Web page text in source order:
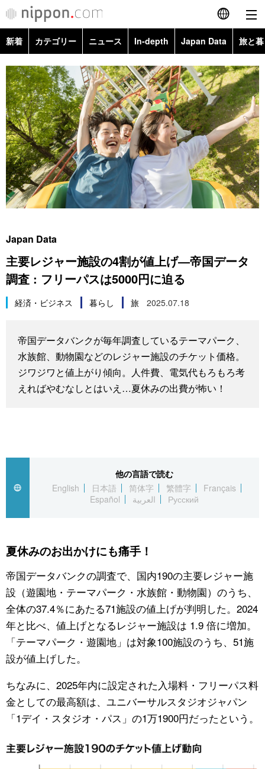
English
简体字
繁體字
Français
Español
العربية
カテゴリー
政治・外交
経済・ビジネス
社会
文化
暮らし
スポーツ・東京2020
ニュース
トップ
In-depth
旅と暮らし
動画/Live
Cinema
Topics
東京
お知らせ
公式SNS
新着 カテゴリー ニュース In-depth Japan Data 旅と
政治・外交
経済・ビジネス
国際・海外
社会
文化
スポーツ・東京2020
Topics
Images
People
東京
お知らせ
Japan Data
主要レジャー施設の4割が値上げ―帝国データ
調査 : フリーパスは5000円に迫る
経済・ビジネス 暮らし 旅 2025.07.18
帝国データバンクが毎年調査しているテーマパーク、
水族館、動物園などのレジャー施設のチケット価格。
ジワジワと値上がり傾向。人件費、電気代もろもろ考
えればやむなしとはいえ…夏休みの出費が怖い！
他の言語で読む
English
日本語 简体字 繁體字
Français
Español
العربية Русский
夏休みのお出かけにも痛手！
帝国データバンクの調査で、国内190の主要レジャー施
設（遊園地・テーマパーク・水族館・動物園）のうち、
全体の37.4％にあたる71施設の値上げが判明した。2024
年と比べ、値上げとなるレジャー施設は 1.9 倍に増加。
「テーマパーク・遊園地」は対象100施設のうち、51施
設が値上げした。
ちなみに、2025年内に設定された入場料・フリーパス料
金としての最高額は、ユニバーサルスタジオジャパン
「1デイ・スタジオ・パス」の1万1900円だったという。